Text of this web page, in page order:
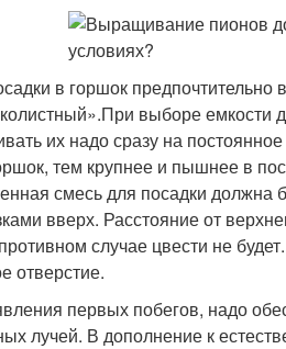
в горшок
выборе емкости
их надо сразу на
тем крупнее и пышнее в
смесь для посадки должна
вверх. Расстояние от
случае цвести не
отверстие.
первых побегов, надо
лучей. В дополнение к